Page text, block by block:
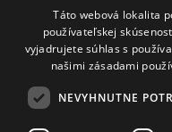
sales@rosler.sk
Regionálni zástupcovia
Západ a stred:
+421 903 728 402
Východ
mobil: +421 901 728 409
Táto webová lokalita
používateľskej
vyjadrujete súhlas s
našimi zásadami
NEVYHNUTNE